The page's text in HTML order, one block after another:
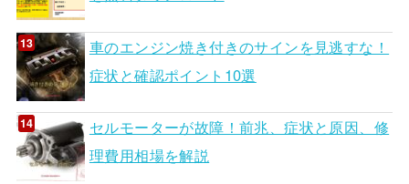
車のエンジン焼き付きのサインを見逃すな！
症状と確認ポイント10選
セルモーターが故障！前兆、症状と原因、修
理費用相場を解説